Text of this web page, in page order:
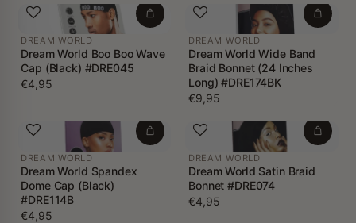
DREAM WORLD
Dream World Boo Boo Wave
Cap (Black) #DRE045
€4,95
DREAM WORLD
Dream World Wide Band
Braid Bonnet (24 Inches
Long) #DRE174BK
€9,95
DREAM WORLD
Dream World Spandex
Dome Cap (Black)
#DRE114B
€4,95
DREAM WORLD
Dream World Satin Braid
Bonnet #DRE074
€4,95